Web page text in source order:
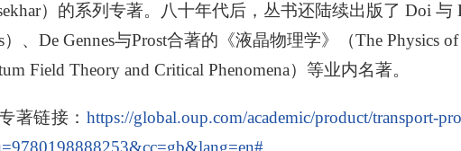
）的系列专著。八十年代后，丛书还陆续出版了 Doi 与
、De Gennes与Prost合著的《液晶物理学》（The Physics
Field Theory and Critical Phenomena）等业内名著。
著链接： https://global.oup.com/academic/product/transport-